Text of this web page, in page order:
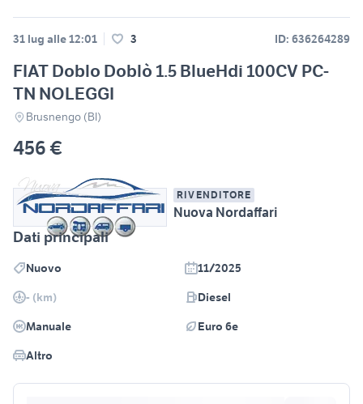
31 lug alle 12:01 3 ID: 636264289
FIAT Doblo Doblò 1.5 BlueHdi 100CV PC-
TN NOLEGGI
Brusnengo (BI)
456 €
RIVENDITORE
Nuova Nordaffari
Dati principali
Nuovo
11/2025
- (km)
Diesel
Manuale
Euro 6e
Altro